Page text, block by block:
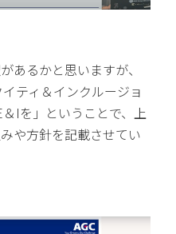
あるかと思いますが、
ティ＆インクルージョ
Iを」ということで、上
や方針を記載させてい